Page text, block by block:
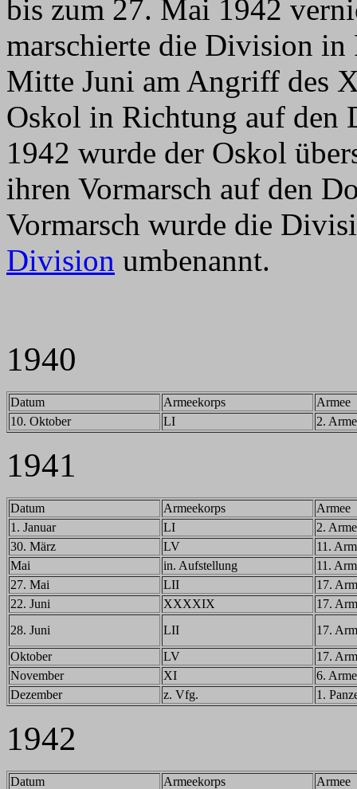
bis zum 27. Mai 1942
marschierte die Division
Mitte Juni am Angriff des
Oskol in Richtung auf den
1942 wurde der Oskol
ihren Vormarsch auf den
Vormarsch wurde die
Division umbenannt.
1940
Datum Armeekorps
Armee
10. Oktober
LI 2.
1941
Datum Armeekorps
Armee
1. Januar
LI
2.
30. März
LV
11.
Mai
in. Aufstellung
11.
27. Mai
LII
17.
22. Juni
XXXXIX
17.
28. Juni
LII
17.
Oktober
LV
17.
November
XI
6.
Dezember
z. Vfg. 1.
1942
Datum Armeekorps
Armee